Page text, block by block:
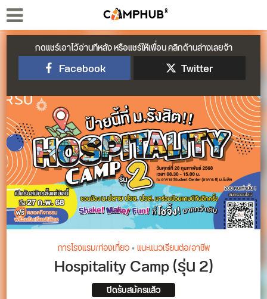
กดแชร์เอาไว้อ่านทีหลัง หรือแชร์ให้เพื่อน คลิกด้านล่างเลยจ้า
Facebook Twitter
การโรงแรม/ท่องเที่ยว•แนะแนวเรียนต่อ/อาชีพ
Hospitality Camp (รุ่น 2)
ปิดรับสมัครแล้ว